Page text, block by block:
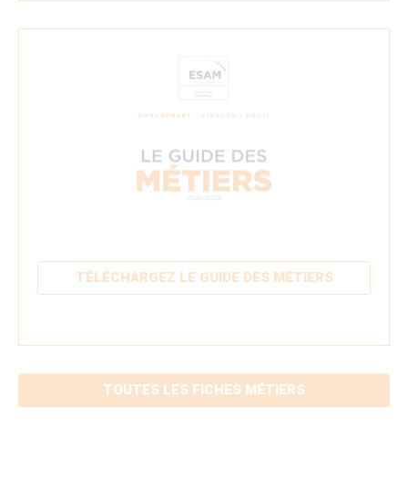
TÉLÉCHARGEZ LE GUIDE DES MÉTIERS
TOUTES LES FICHES MÉTIERS